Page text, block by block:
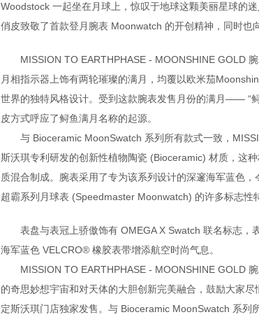
Woodstock 一起坐在月球上，惊叹于地球这颗美丽星球的
俏皮致敬了首款登月腕表 Moonwatch 的开创精神，同时也
MISSION TO EARTHPHASE - MOONSHINE GOLD 腕
月相指示器上饰有两轮璀璨的满月，均覆以欧米茄
世界的独特风格设计。受到这款腕表发售月份的满月—— “
皮方式呼应了鲟鱼满月名称的起源。
与 Bioceramic MoonSwatch 系列所有款式一致，
斯沃琪专利研发的创新性植物陶瓷 (Bioceramic) 材质，这
质混合制成。腕表采用了专为该系列设计的深邃海军蓝色
超霸系列月球表 (Speedmaster Moonwatch) 的许多标志性
表盘与表冠上骄傲饰有 OMEGA X Swatch 联名标志，
海军蓝色 VELCRO® 橡胶表带增添航空时尚气息。
MISSION TO EARTHPHASE - MOONSHINE GOLD
的奇思妙想宇宙和对天体的大胆创新完美融合，鼓励大家
定斯沃琪门店独家发售。与 Bioceramic MoonSwatch 系列